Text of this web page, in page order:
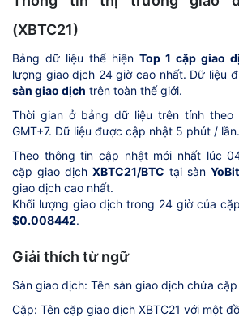
(XBTC21)
Bảng dữ liệu thể hiện Top 1 cặp giao
lượng giao dịch 24 giờ cao nhất. Dữ liệu
sàn giao dịch trên toàn thế giới.
Thời gian ở bảng dữ liệu trên tính theo
GMT+7. Dữ liệu được cập nhật 5 phút / lần.
Theo thông tin cập nhật mới nhất lúc
cặp giao dịch XBTC21/BTC tại sàn YoBit
giao dịch cao nhất.
Khối lượng giao dịch trong 24 giờ của
$0.008442.
Giải thích từ ngữ
Sàn giao dịch: Tên sàn giao dịch chứa cặp
Cặp: Tên cặp giao dịch XBTC21 với một